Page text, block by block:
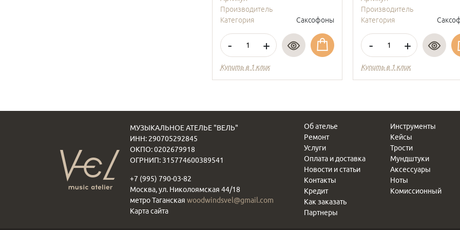
Производитель
Категория
Саксофоны
- +
Купить в 1 клик
Производитель
Категория
- +
Купить в 1 клик
МУЗЫКАЛЬНОЕ АТЕЛЬЕ "ВЕЛЬ"
ИНН: 290705292845
ОКПО: 0202679918
ОГРНИП: 315774600389541
+7 (995) 790-03-82
Москва, ул. Николоямская 44/18
метро Таганская woodwindsvel@gmail.com
Карта сайта
Об ателье
Ремонт
Услуги
Оплата и доставка
Новости и статьи
Контакты
Кредит
Как заказать
Партнеры
Инструменты
Кейсы
Трости
Мундштуки
Аксессуары
Ноты
Комиссионный